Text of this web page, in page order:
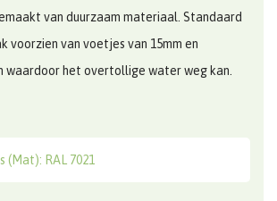
van duurzaam materiaal. Standaard
voorzien van voetjes van 15mm en
waardoor het overtollige water weg kan.
(Mat): RAL 7021